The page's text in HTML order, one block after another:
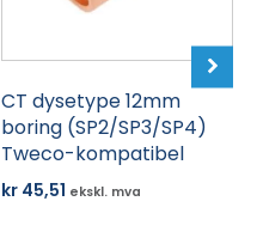
CT dysetype 12mm
boring (SP2/SP3/SP4)
Tweco-kompatibel
kr45,51 ekskl. mva